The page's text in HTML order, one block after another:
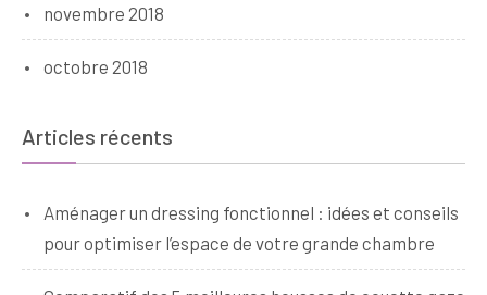
novembre 2018
octobre 2018
Articles récents
Aménager un dressing fonctionnel : idées et conseils
pour optimiser l’espace de votre grande chambre